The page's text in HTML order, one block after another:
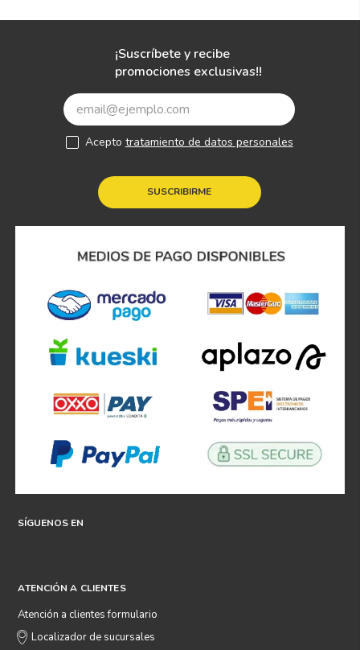
¡Suscríbete y recibe
promociones exclusivas!!
SUSCRIBIRME
Acepto tratamiento de datos personales
SÍGUENOS EN
ATENCIÓN A CLIENTES
Atención a clientes formulario
Localizador de sucursales